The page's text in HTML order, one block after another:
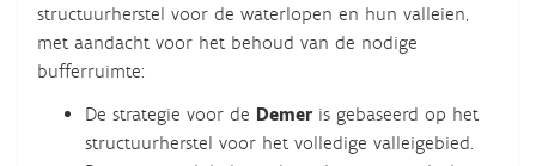
structuurherstel voor de waterlopen en hun valleien,
met aandacht voor het behoud van de nodige
bufferruimte:
De strategie voor de Demeris gebaseerd op het
structuurherstel voor het volledige valleigebied.